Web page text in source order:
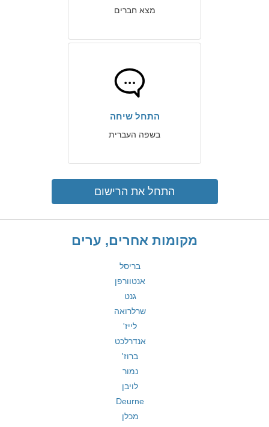
מצא חברים
התחל שיחה
בשפה העברית
התחל את הרישום
מקומות אחרים, ערים
בריסל
אנטוורפן
גנט
שרלרואה
לייז'
אנדרלכט
ברוז'
נמור
לויבן
Deurne
מכלן